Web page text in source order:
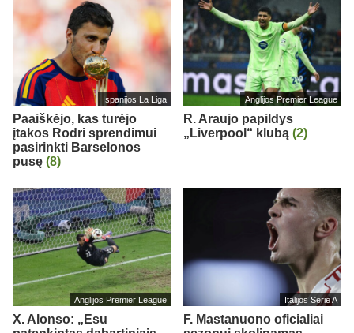
Ispanijos La Liga
Paaiškėjo, kas turėjo
įtakos Rodri sprendimui
pasirinkti Barselonos
pusę (8)
Anglijos Premier League
R. Araujo papildys
„Liverpool“ klubą (2)
Anglijos Premier League
X. Alonso: „Esu
Italijos Serie A
F. Mastanuono oficialiai